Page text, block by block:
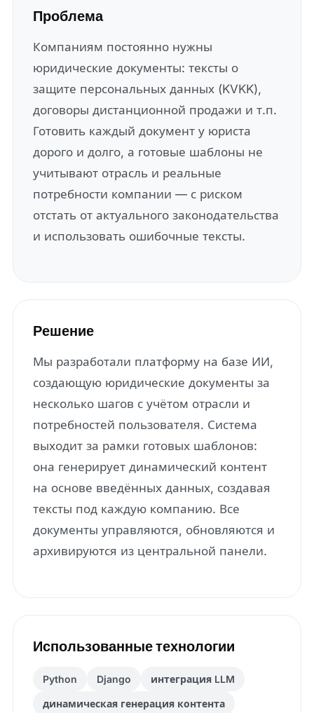
Проблема
Компаниям постоянно нужны
юридические документы: тексты о
защите персональных данных (KVKK),
договоры дистанционной продажи и т.п.
Готовить каждый документ у юриста
дорого и долго, а готовые шаблоны не
учитывают отрасль и реальные
потребности компании — с риском
отстать от актуального законодательства
и использовать ошибочные тексты.
Решение
Мы разработали платформу на базе ИИ,
создающую юридические документы за
несколько шагов с учётом отрасли и
потребностей пользователя. Система
выходит за рамки готовых шаблонов:
она генерирует динамический контент
на основе введённых данных, создавая
тексты под каждую компанию. Все
документы управляются, обновляются и
архивируются из центральной панели.
Использованные технологии
Python Django интеграция LLM
динамическая генерация контента